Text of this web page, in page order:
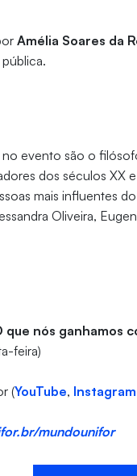
Amélia Soares da
evento são o
dos séculos XX
mais influentes
Oliveira,
nós ganhamos
feira)
(YouTube, Instagram
mundounifor